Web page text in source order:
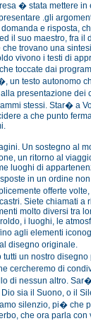
� stata mettere in
.gli
e risposta,
il suo maestro, fra il
che trovano una
vivono i testi di
toccate dai
un testo autonomo
presentazione dei
stessi. Star� a
a che punto
Un sostegno al
un ritorno al
luoghi di
in un ordine
offerte
Siete chiamati a
molto diversi tra
i luoghi, le
agli elementi
disegno originale.
tutti un nostro
cercheremo di
di nessun altro.
sia il Suono, o il
silenzio, pi� che
che ora parla con